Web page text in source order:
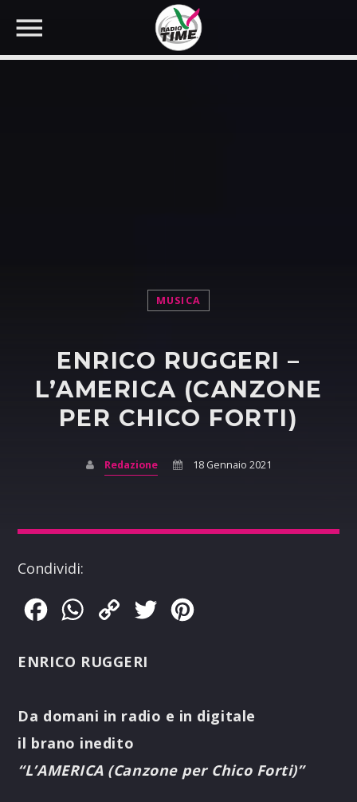
MUSICA
ENRICO RUGGERI –
L’AMERICA (CANZONE
PER CHICO FORTI)
Redazione 18 Gennaio 2021
Condividi:
FacebookWhatsApp
Copy
Twitter
ENRICO RUGGERI
Da domani in radio e in digitale
il brano inedito
“L’AMERICA (Canzone per Chico Forti)”